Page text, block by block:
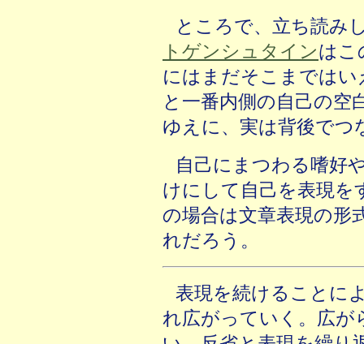
ところで、立ち読み
トゲンシュタインはこ
にはまだそこまではい
と一番内側の自己の空
ゆえに、実は背後でつ
自己にまつわる嗜好
けにして自己を表現を
の場合は文章表現の形
れだろう。
表現を続けることに
れ広がっていく。広が